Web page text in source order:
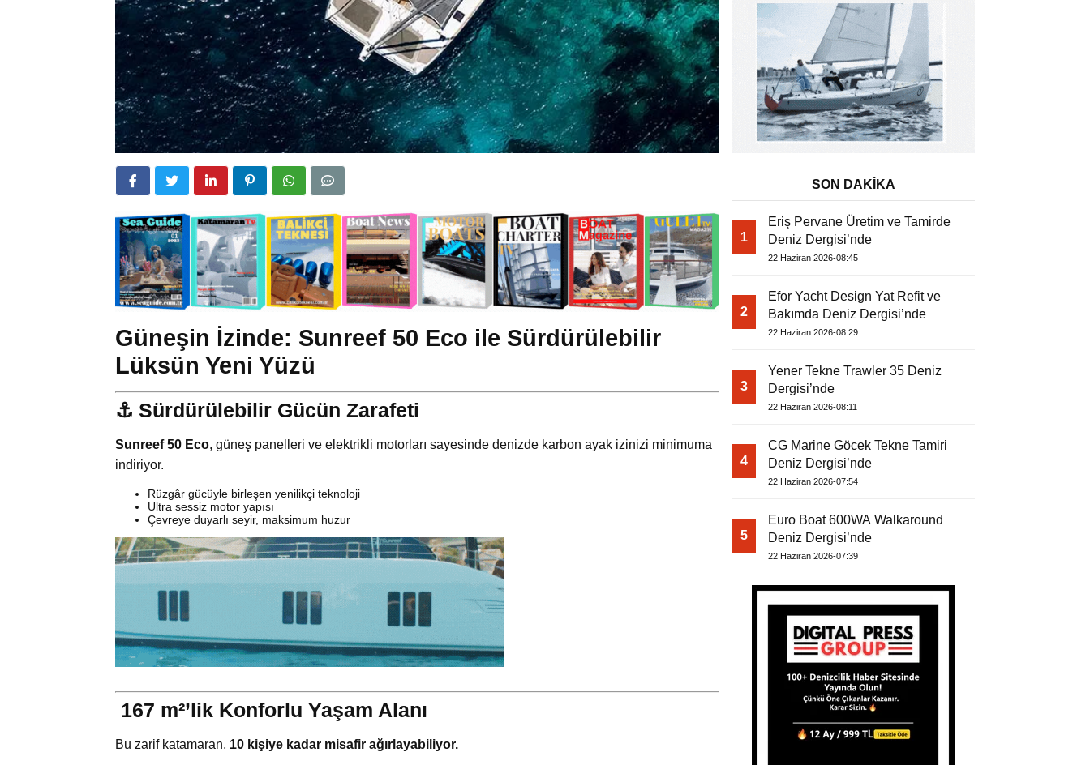
Güneşin İzinde: Sunreef 50 Eco ile Sürdürülebilir
Lüksün Yeni Yüzü
⚓ Sürdürülebilir Gücün Zarafeti
Sunreef 50 Eco, güneş panelleri ve elektrikli motorları sayesinde denizde karbon ayak izinizi minimuma
indiriyor.
Rüzgâr gücüyle birleşen yenilikçi teknoloji
Ultra sessiz motor yapısı
Çevreye duyarlı seyir, maksimum huzur
️ 167 m²’lik Konforlu Yaşam Alanı
Bu zarif katamaran, 10 kişiye kadar misafir ağırlayabiliyor.
SON DAKİKA
1
Eriş Pervane Üretim ve Tamirde
Deniz Dergisi’nde
22 Haziran 2026-08:45
2
Efor Yacht Design Yat Refit ve
Bakımda Deniz Dergisi’nde
22 Haziran 2026-08:29
3
Yener Tekne Trawler 35 Deniz
Dergisi’nde
22 Haziran 2026-08:11
4
CG Marine Göcek Tekne Tamiri
Deniz Dergisi’nde
22 Haziran 2026-07:54
5
Euro Boat 600WA Walkaround
Deniz Dergisi’nde
22 Haziran 2026-07:39